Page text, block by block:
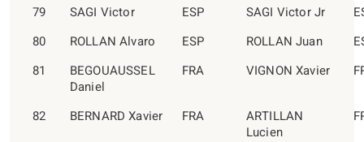
79 SAGI Victor ESP SAGI Victor Jr
80
ROLLAN Alvaro ESP ROLLAN Juan
81
BEGOUAUSSEL
Daniel
FRA VIGNON Xavier
82 BERNARD Xavier FRA
ARTILLAN
Lucien